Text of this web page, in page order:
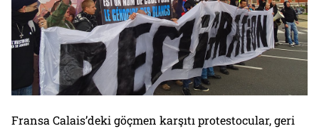
Fransa Calais’deki göçmen karşıtı protestocular, geri